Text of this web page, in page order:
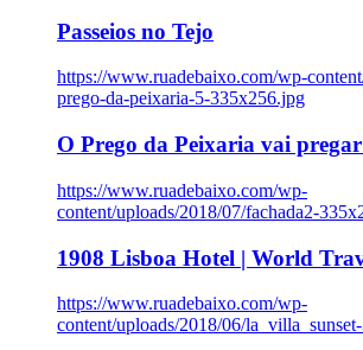
Passeios no Tejo
https://www.ruadebaixo.com/wp-
prego-da-peixaria-5-335x256.jpg
O Prego da Peixaria vai
https://www.ruadebaixo.com/wp-
content/uploads/2018/07/fachada2-
1908 Lisboa Hotel | World
https://www.ruadebaixo.com/wp-
content/uploads/2018/06/